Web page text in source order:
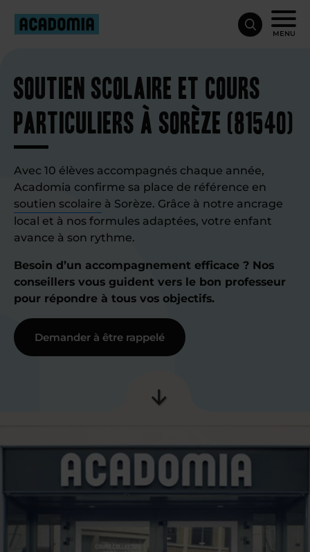
MENU
Soutien scolaire et cours
particuliers à Sorèze (81540)
Avec 10 élèves accompagnés chaque année,
Acadomia confirme sa place de référence en
soutien scolaire à Sorèze. Grâce à notre ancrage
local et à nos formules adaptées, votre enfant
avance à son rythme.
Besoin d’un accompagnement efficace ? Nos
conseillers vous guident vers le bon professeur
pour répondre à tous vos objectifs.
Demander à être rappelé